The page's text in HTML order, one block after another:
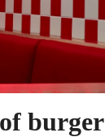
burger